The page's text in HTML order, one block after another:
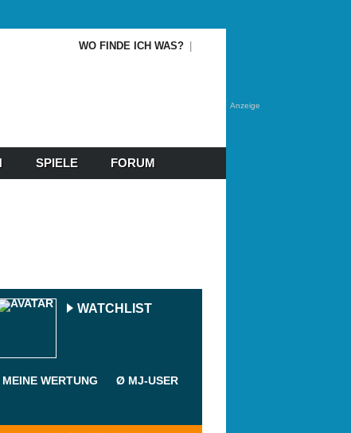
Anzeige
WO FINDE ICH WAS?
SPIELE FORUM
WATCHLIST
MEINE WERTUNG Ø MJ-USER